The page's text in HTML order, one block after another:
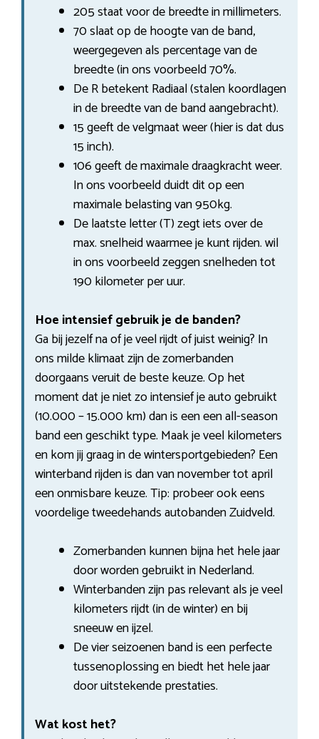
205 staat voor de breedte in millimeters.
70 slaat op de hoogte van de band,
weergegeven als percentage van de
breedte (in ons voorbeeld 70%.
De R betekent Radiaal (stalen koordlagen
in de breedte van de band aangebracht).
15 geeft de velgmaat weer (hier is dat dus
15 inch).
106 geeft de maximale draagkracht weer.
In ons voorbeeld duidt dit op een
maximale belasting van 950kg.
De laatste letter (T) zegt iets over de
max. snelheid waarmee je kunt rijden. wil
in ons voorbeeld zeggen snelheden tot
190 kilometer per uur.
Hoe intensief gebruik je de banden?
Ga bij jezelf na of je veel rijdt of juist weinig? In
ons milde klimaat zijn de zomerbanden
doorgaans veruit de beste keuze. Op het
moment dat je niet zo intensief je auto gebruikt
(10.000 – 15.000 km) dan is een een all-season
band een geschikt type. Maak je veel kilometers
en kom jij graag in de wintersportgebieden? Een
winterband rijden is dan van november tot april
een onmisbare keuze. Tip: probeer ook eens
voordelige tweedehands autobanden Zuidveld.
Zomerbanden kunnen bijna het hele jaar
door worden gebruikt in Nederland.
Winterbanden zijn pas relevant als je veel
kilometers rijdt (in de winter) en bij
sneeuw en ijzel.
De vier seizoenen band is een perfecte
tussenoplossing en biedt het hele jaar
door uitstekende prestaties.
Wat kost het?